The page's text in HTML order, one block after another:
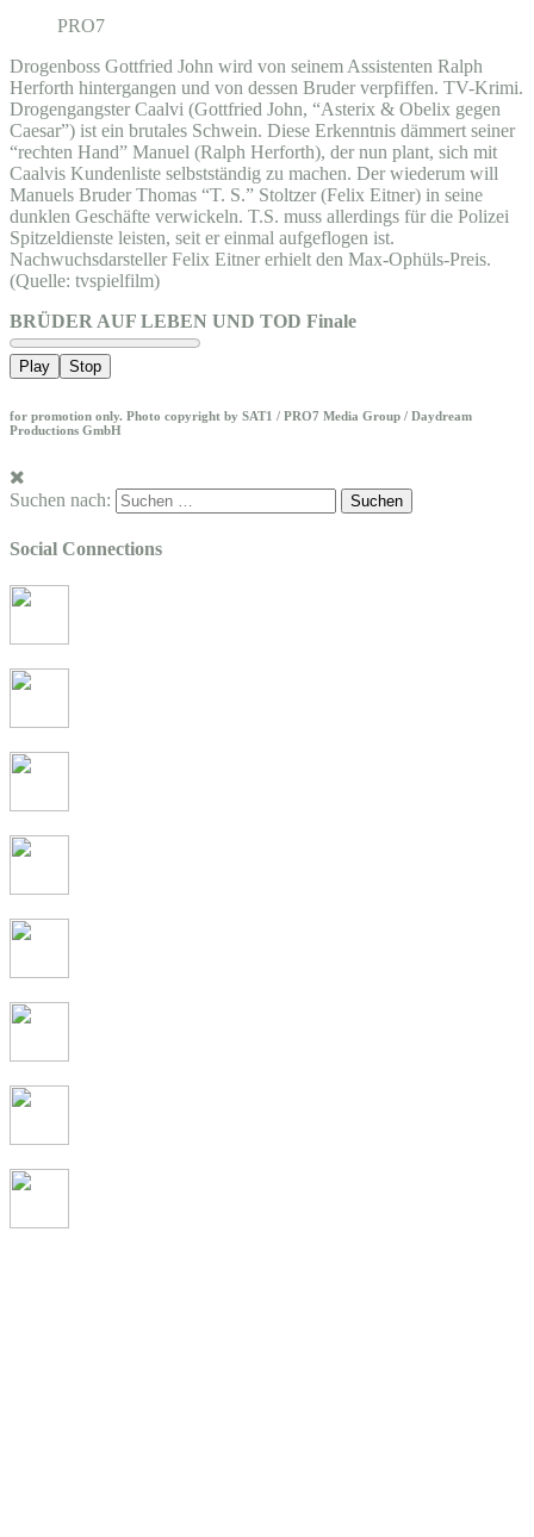
PRO7
Drogenboss Gottfried John wird von seinem Assistenten Ralph
Herforth hintergangen und von dessen Bruder verpfiffen. TV-Krimi.
Drogengangster Caalvi (Gottfried John, “Asterix & Obelix gegen
Caesar”) ist ein brutales Schwein. Diese Erkenntnis dämmert seiner
“rechten Hand” Manuel (Ralph Herforth), der nun plant, sich mit
Caalvis Kundenliste selbstständig zu machen. Der wiederum will
Manuels Bruder Thomas “T. S.” Stoltzer (Felix Eitner) in seine
dunklen Geschäfte verwickeln. T.S. muss allerdings für die Polizei
Spitzeldienste leisten, seit er einmal aufgeflogen ist.
Nachwuchsdarsteller Felix Eitner erhielt den Max-Ophüls-Preis.
(Quelle: tvspielfilm)
BRÜDER AUF LEBEN UND TOD Finale
Play Stop
for promotion only. Photo copyright by SAT1 / PRO7 Media Group / Daydream
Productions GmbH
Suchen nach:
Social Connections